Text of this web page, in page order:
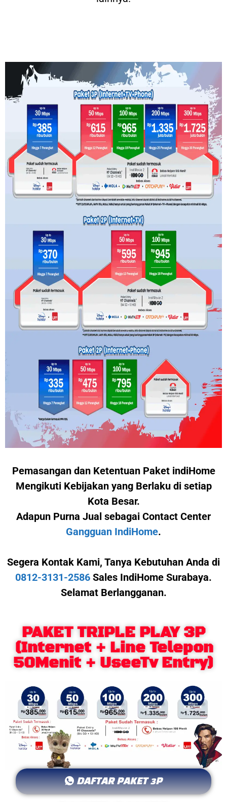
Pemasangan dan Ketentuan Paket indiHome
Mengikuti Kebijakan yang Berlaku di setiap
Kota Besar.
Adapun Purna Jual sebagai Contact Center
Gangguan IndiHome.
Segera Kontak Kami, Tanya Kebutuhan Anda di
0812-3131-2586 Sales IndiHome Surabaya.
Selamat Berlangganan.
PAKET TRIPLE PLAY 3P
(Internet + Line Telepon
50Menit + UseeTv Entry)
DAFTAR PAKET 3P